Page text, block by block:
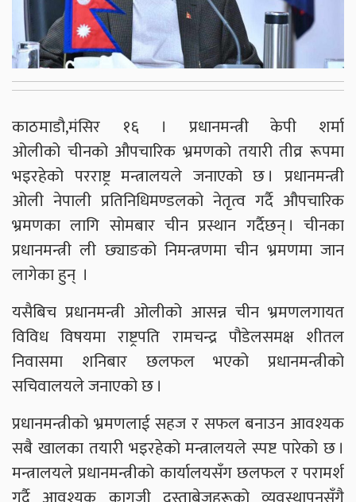
काठमाडौ,मंसिर १६ । प्रधानमन्त्री केपी शर्मा
ओलीको चीनको औपचारिक भ्रमणको तयारी तीव्र रूपमा
भइरहेको परराष्ट्र मन्त्रालयले जनाएको छ । प्रधानमन्त्री
ओली नेपाली प्रतिनिधिमण्डलको नेतृत्व गर्दै औपचारिक
भ्रमणका लागि सोमबार चीन प्रस्थान गर्दैछन् । चीनका
प्रधानमन्त्री ली छ्याङको निमन्त्रणमा चीन भ्रमणमा जान
लागेका हुन् ।
यसैबिच प्रधानमन्त्री ओलीको आसन्न चीन भ्रमणलगायत
विविध विषयमा राष्ट्रपति रामचन्द्र पौडेलसमक्ष शीतल
निवासमा शनिबार छलफल भएको प्रधानमन्त्रीको
सचिवालयले जनाएको छ ।
प्रधानमन्त्रीको भ्रमणलाई सहज र सफल बनाउन आवश्यक
सबै खालका तयारी भइरहेको मन्त्रालयले स्पष्ट पारेको छ ।
मन्त्रालयले प्रधानमन्त्रीको कार्यालयसँग छलफल र परामर्श